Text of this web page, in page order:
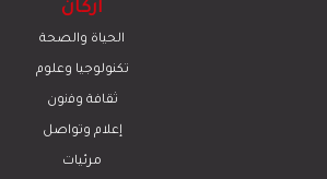
أركان
الحياة والصحة
تكنولوجيا وعلوم
ﺛﻘﺎﻓﺔ وﻓﻧون
إعلام وتواصل
مرئيات